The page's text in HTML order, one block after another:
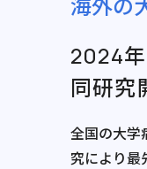
2024
同研究
全国の大学
究により最